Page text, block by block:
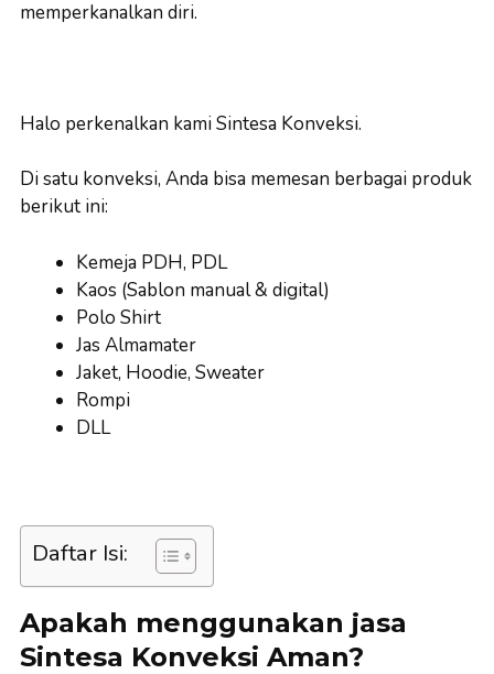
memperkanalkan diri.
Halo perkenalkan kami Sintesa Konveksi.
Di satu konveksi, Anda bisa memesan berbagai produk
berikut ini:
Kemeja PDH, PDL
Kaos (Sablon manual & digital)
Polo Shirt
Jas Almamater
Jaket, Hoodie, Sweater
Rompi
DLL
Daftar Isi:
Apakah menggunakan jasa
Sintesa Konveksi Aman?